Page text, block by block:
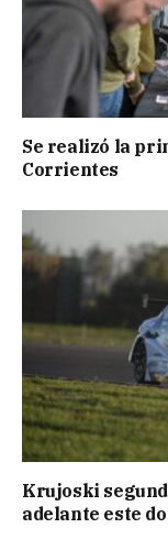
Se realizó la
Corrientes
Krujoski
adelante este